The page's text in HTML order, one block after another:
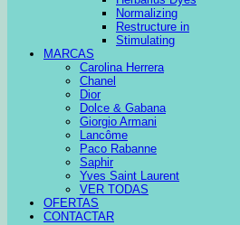
Normalizing
Restructure in
Stimulating
MARCAS
Carolina Herrera
Chanel
Dior
Dolce & Gabana
Giorgio Armani
Lancôme
Paco Rabanne
Saphir
Yves Saint Laurent
VER TODAS
OFERTAS
CONTACTAR